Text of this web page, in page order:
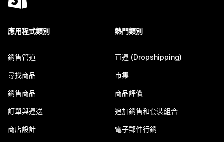
應用程式類別
銷售管道
尋找商品
銷售商品
訂單與運送
商店設計
熱門類別
直運 (Dropshipping)
市集
商品評價
追加銷售和套裝組合
電子郵件行銷